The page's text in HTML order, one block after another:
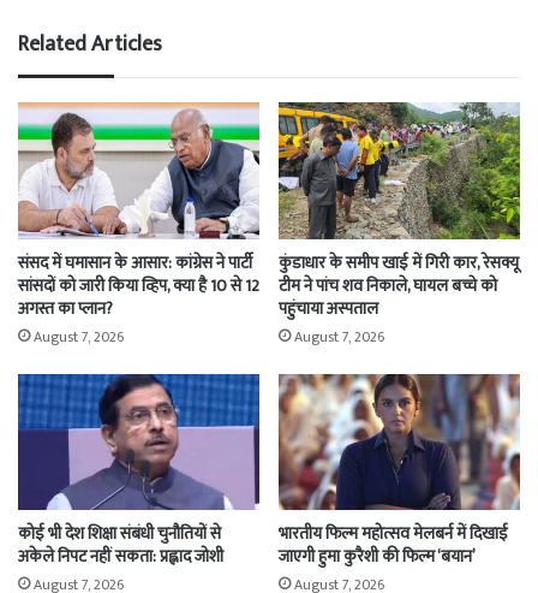
Related Articles
संसद में घमासान के आसार: कांग्रेस ने पार्टी
सांसदों को जारी किया व्हिप, क्या है 10 से 12
अगस्त का प्लान?
August 7, 2026
कुंडाधार के समीप खाई में गिरी कार, रेसक्यू
टीम ने पांच शव निकाले, घायल बच्चे को
पहुंचाया अस्पताल
August 7, 2026
कोई भी देश शिक्षा संबंधी चुनौतियों से
अकेले निपट नहीं सकता: प्रह्लाद जोशी
August 7, 2026
भारतीय फिल्म महोत्सव मेलबर्न में दिखाई
जाएगी हुमा कुरैशी की फिल्म ‘बयान’
August 7, 2026